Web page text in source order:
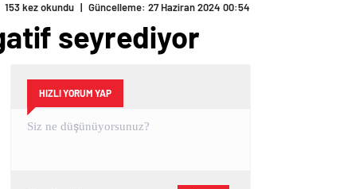
153 kez okundu | Güncelleme: 27 Haziran 2024 00:54
seyrediyor
HIZLI YORUM YAP